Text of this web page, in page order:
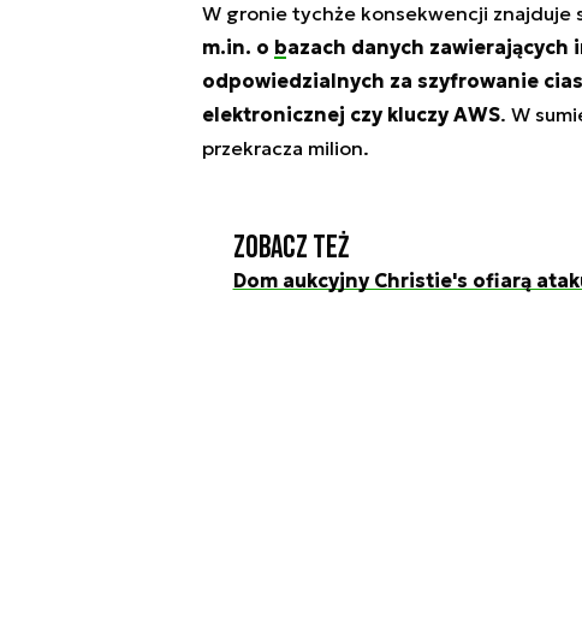
W gronie tychże konsekwencji znajduje
m.in. o bazach danych zawierających
odpowiedzialnych za szyfrowanie
elektronicznej czy kluczy AWS. W
przekracza milion.
Zobacz też
Dom aukcyjny Christie's ofiarą